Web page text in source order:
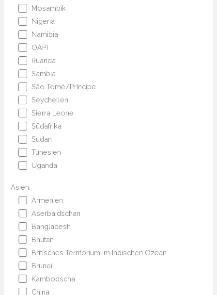
Mosambik
Nigeria
Namibia
OAPI
Ruanda
Sambia
São Tomé/Príncipe
Seychellen
Sierra Leone
Südafrika
Sudan
Tunesien
Uganda
Asien:
Armenien
Aserbaidschan
Bangladesh
Bhutan
Britisches Territorium im Indischen Ozean
Brunei
Kambodscha
China